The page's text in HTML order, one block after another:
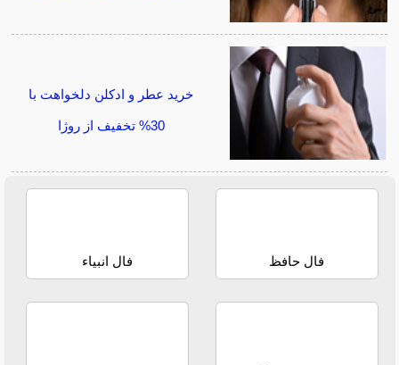
خرید عطر و ادکلن دلخواهت با
30% تخفیف از روژا
فال حافظ فال انبیاء